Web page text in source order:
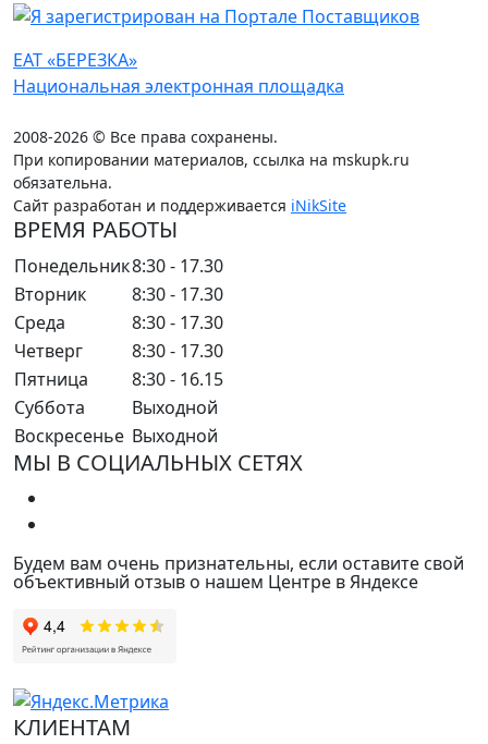
ЕАТ «БЕРЕЗКА»
Национальная электронная площадка
2008-2026 © Все права сохранены.
При копировании материалов, ссылка на mskupk.ru
обязательна.
Сайт разработан и поддерживается iNikSite
ВРЕМЯ РАБОТЫ
Понедельник8:30 - 17.30
Вторник
8:30 - 17.30
Среда
8:30 - 17.30
Четверг
8:30 - 17.30
Пятница
8:30 - 16.15
Суббота
Выходной
Воскресенье Выходной
МЫ В СОЦИАЛЬНЫХ СЕТЯХ
Будем вам очень признательны, если оставите свой
объективный отзыв о нашем Центре в Яндексе
КЛИЕНТАМ